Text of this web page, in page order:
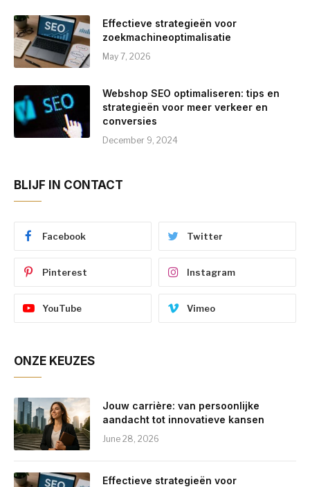
Effectieve strategieën voor
zoekmachineoptimalisatie
May 7, 2026
Webshop SEO optimaliseren: tips en
strategieën voor meer verkeer en
conversies
December 9, 2024
BLIJF IN CONTACT
Facebook Twitter
Pinterest Instagram
YouTube Vimeo
ONZE KEUZES
Jouw carrière: van persoonlijke
aandacht tot innovatieve kansen
June 28, 2026
Effectieve strategieën voor